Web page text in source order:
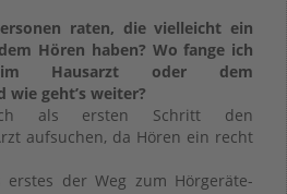
raten, die vielleicht ein
Hören haben? Wo fange ich
Hausarzt oder dem
geht’s weiter?
als ersten Schritt den
aufsuchen, da Hören ein recht
der Weg zum Hörgeräte-